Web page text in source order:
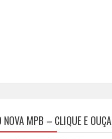
NOVA MPB – CLIQUE E OUÇA